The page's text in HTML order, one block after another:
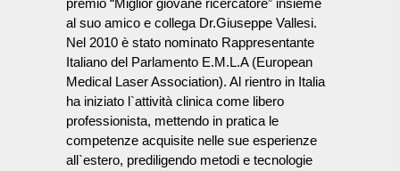
premio “Miglior giovane ricercatore” insieme
al suo amico e collega Dr.Giuseppe Vallesi.
Nel 2010 è stato nominato Rappresentante
Italiano del Parlamento E.M.L.A (European
Medical Laser Association). Al rientro in Italia
ha iniziato l`attività clinica come libero
professionista, mettendo in pratica le
competenze acquisite nelle sue esperienze
all`estero, prediligendo metodi e tecnologie